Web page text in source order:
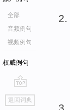
全部
音频例句
视频例句
权威例句
go
top
返回词典